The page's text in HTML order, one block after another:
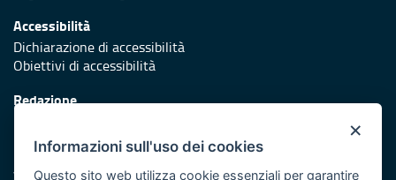
Accessibilità
Dichiarazione di accessibilità
Obiettivi di accessibilità
Redazione
Protezione civile
×
Informazioni sull'uso dei cookies
Questo sito web utilizza cookie essenziali per garantire